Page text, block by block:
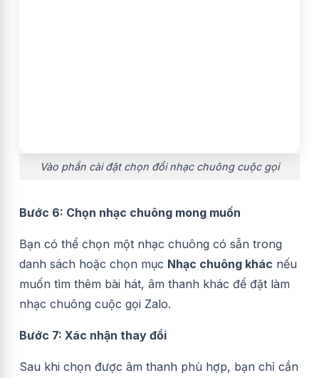
Vào phần cài đặt chọn đổi nhạc chuông cuộc gọi
Bước 6: Chọn nhạc chuông mong muốn
Bạn có thể chọn một nhạc chuông có sẵn trong
danh sách hoặc chọn mục Nhạc chuông khác nếu
muốn tìm thêm bài hát, âm thanh khác để đặt làm
nhạc chuông cuộc gọi Zalo.
Bước 7: Xác nhận thay đổi
Sau khi chọn được âm thanh phù hợp, bạn chỉ cần